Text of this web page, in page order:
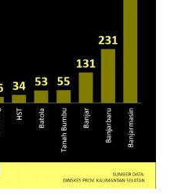
Juli 2022:
Sebaran